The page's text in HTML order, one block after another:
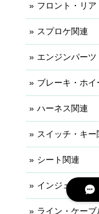
フロント・リ
スプロケ関連
エンジンパーツ
ブレーキ・ホイ
ハーネス関連
スイッチ・キー
シート関連
インジェクショ
ライン・ケーブ